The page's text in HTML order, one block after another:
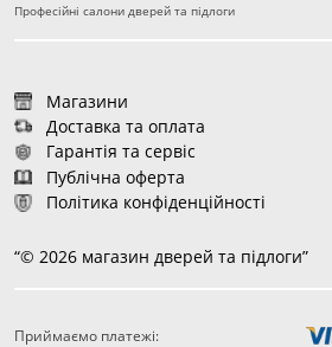
Професійні салони дверей та підлоги
Магазини
Доставка та оплата
Гарантія та сервіс
Публічна оферта
Політика конфіденційності
“© 2026 магазин дверей та підлоги”
Приймаємо платежі: